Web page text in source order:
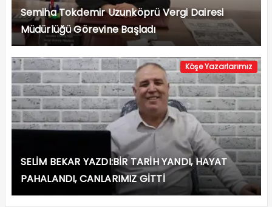
Semiha Tokdemir Uzunköprü Vergi Dairesi
Müdürlüğü Görevine Başladı
Köşe Yazarlarımız
SELİM BEKAR YAZDI:BİR TARİH YANDI, HAYAT
PAHALANDI, CANLARIMIZ GİTTİ